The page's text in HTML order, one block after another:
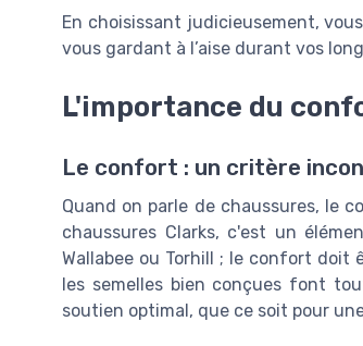
En choisissant judicieusement,
vous gardant à l’aise durant vos
L'importance du
Le confort : un critère
Quand on parle de chaussures, le
chaussures Clarks, c'est un
Wallabee ou Torhill ; le confort
les semelles bien conçues font
soutien optimal, que ce soit pour